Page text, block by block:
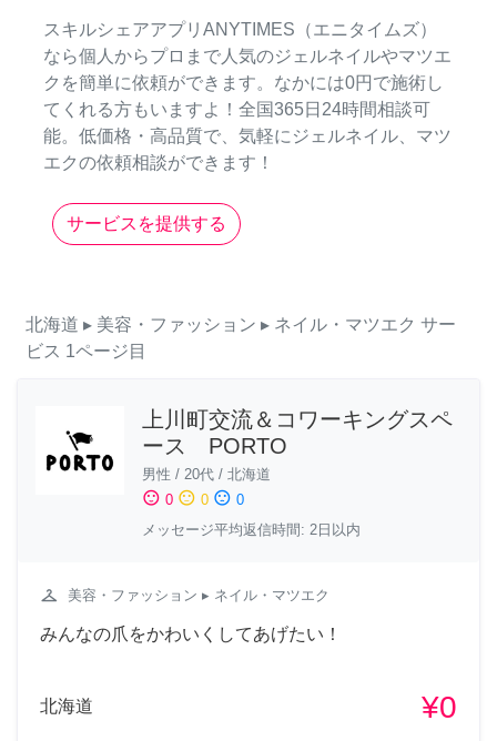
スキルシェアアプリANYTIMES（エニタイムズ）
なら個人からプロまで人気のジェルネイルやマツエ
クを簡単に依頼ができます。なかには0円で施術し
てくれる方もいますよ！全国365日24時間相談可
能。低価格・高品質で、気軽にジェルネイル、マツ
エクの依頼相談ができます！
サービスを提供する
北海道 ▸ 美容・ファッション ▸ ネイル・マツエク サー
ビス 1ページ目
上川町交流＆コワーキングスペ
ース PORTO
男性 / 20代 / 北海道
sentiment_satisfied 0 sentiment_neutral 0 sentiment_dissatisfied 0
メッセージ平均返信時間: 2日以内
checkroom 美容・ファッション ▸ ネイル・マツエク
みんなの爪をかわいくしてあげたい！
北海道 ¥0